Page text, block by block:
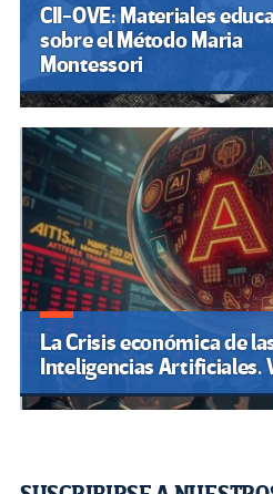
CII-OVE: Materiales
sobre el Método Maria
Montessori
La Crisis económica de
Inteligencias Artificiales.